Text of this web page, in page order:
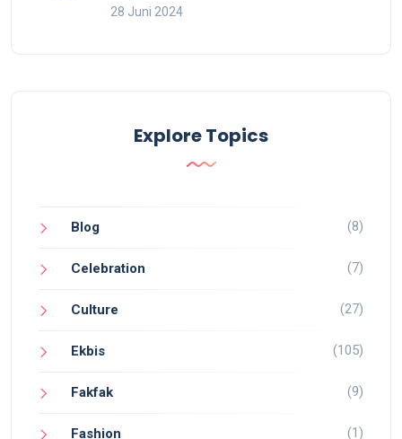
28 Juni 2024
Explore Topics
Blog (8)
Celebration (7)
Culture (27)
Ekbis (105)
Fakfak (9)
Fashion (1)